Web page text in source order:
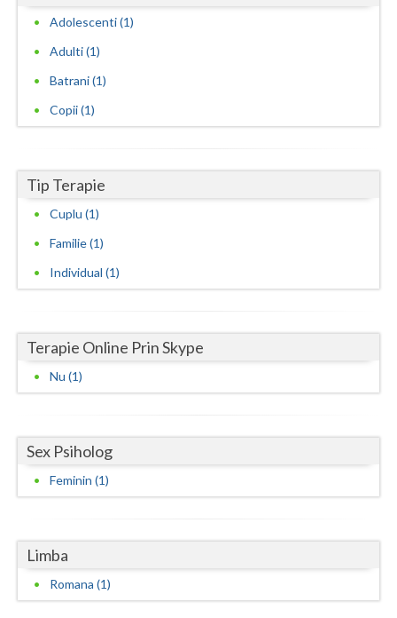
Mehedinti
Mures
Olt
Salaj
Sibiu
Teleorman
Timis
Valcea
Vaslui
Adolescenti (1)
Adulti (1)
Batrani (1)
Copii (1)
Tip Terapie
Cuplu (1)
Familie (1)
Individual (1)
Terapie Online Prin Skype
Nu (1)
Sex Psiholog
Feminin (1)
Limba
Romana (1)